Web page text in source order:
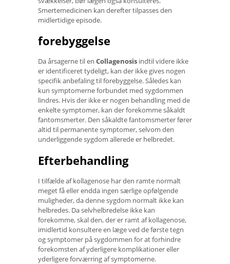
Smertemedicinen kan derefter tilpasses den
midlertidige episode.
forebyggelse
Da årsagerne til en Collagenosis indtil videre ikke
er identificeret tydeligt, kan der ikke gives nogen
specifik anbefaling til forebyggelse. Således kan
kun symptomerne forbundet med sygdommen
lindres. Hvis der ikke er nogen behandling med de
enkelte symptomer, kan der forekomme såkaldt
fantomsmerter. Den såkaldte fantomsmerter fører
altid til permanente symptomer, selvom den
underliggende sygdom allerede er helbredet.
Efterbehandling
I tilfælde af kollagenose har den ramte normalt
meget få eller endda ingen særlige opfølgende
muligheder, da denne sygdom normalt ikke kan
helbredes. Da selvhelbredelse ikke kan
forekomme, skal den, der er ramt af kollagenose,
imidlertid konsultere en læge ved de første tegn
og symptomer på sygdommen for at forhindre
forekomsten af ​​yderligere komplikationer eller
yderligere forværring af symptomerne.